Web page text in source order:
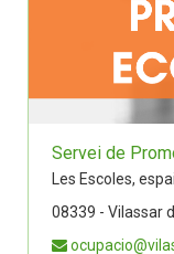
Servei de
Les Escoles,
08339 - Vilassar